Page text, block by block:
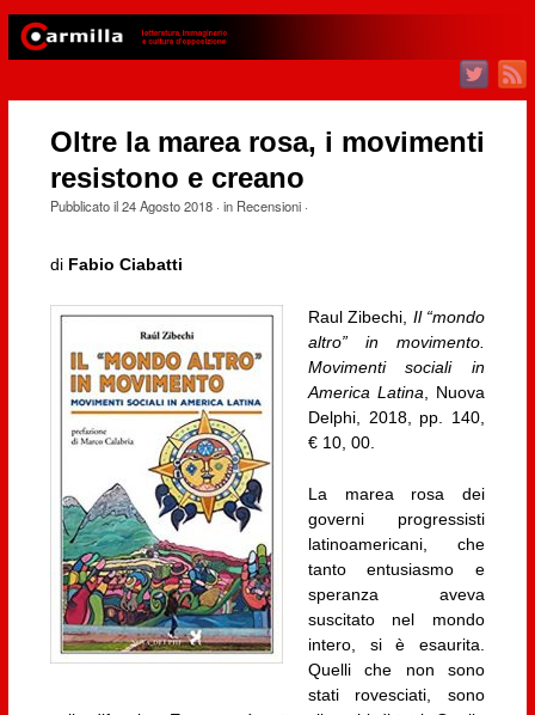
Oltre la marea rosa, i movimenti
resistono e creano
Pubblicato il24 Agosto 2018· in Recensioni·
di Fabio Ciabatti
Raul Zibechi, Il “mondo
altro” in movimento.
Movimenti sociali in
America Latina , Nuova
Delphi, 2018, pp. 140,
€ 10, 00.
La marea rosa dei
governi progressisti
latinoamericani, che
tanto entusiasmo e
speranza aveva
suscitato nel mondo
intero, si è esaurita.
Quelli che non sono
stati rovesciati, sono